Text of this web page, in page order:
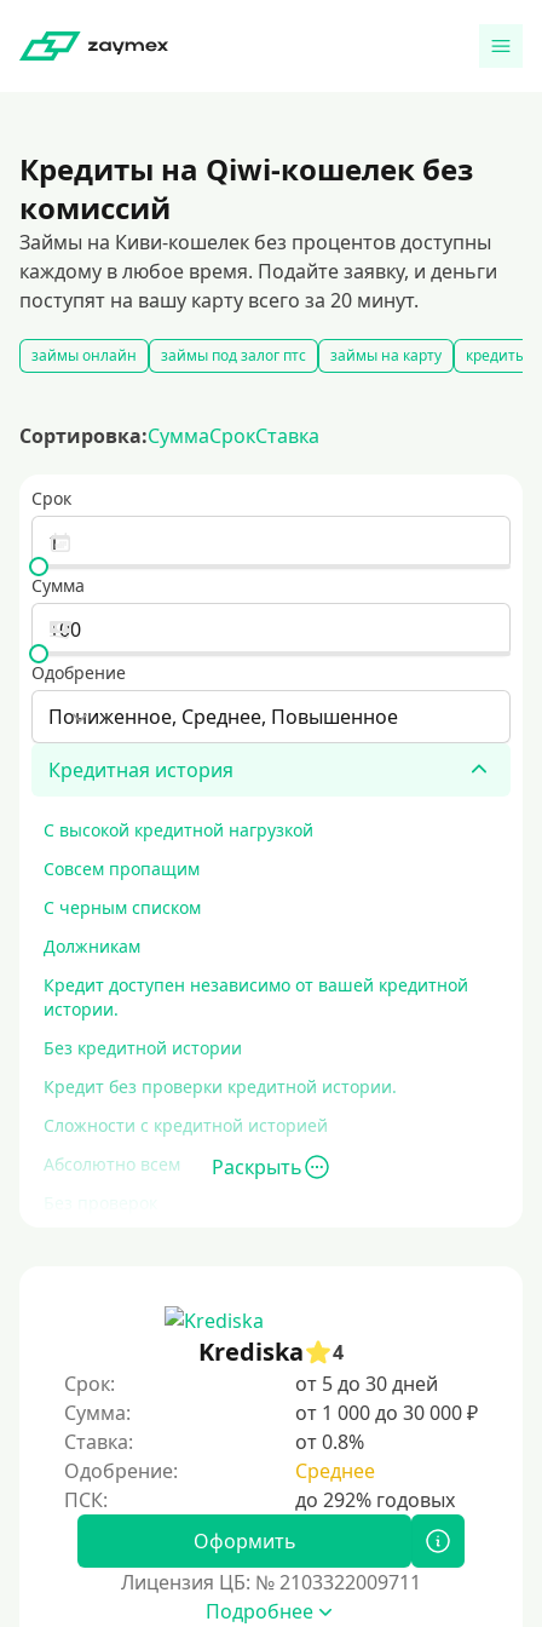
Кредиты на Qiwi-кошелек без
комиссий
Займы на Киви-кошелек без процентов доступны
каждому в любое время. Подайте заявку, и деньги
поступят на вашу карту всего за 20 минут.
займы онлайн займы под залог птс займы на карту кредиты
Сортировка:СуммаСрокСтавка
Срок
Сумма
Одобрение
Пониженное, Среднее, Повышенное
Кредитная история
С высокой кредитной нагрузкой
Совсем пропащим
С черным списком
Должникам
Кредит доступен независимо от вашей кредитной
истории.
Без кредитной истории
Кредит без проверки кредитной истории.
Сложности с кредитной историей
Абсолютно всем
Без проверок
На карту без отказа
Залог
Под залог ПТС
Без залога
Под залог
Под залог недвижимости
Раскрыть
Krediska
4
Срок:
от 5 до 30 дней
Сумма:
от 1 000 до 30 000 ₽
Ставка:
от 0.8%
Одобрение:
Среднее
Оформить
Лицензия ЦБ: № 2103322009711
Подробнее